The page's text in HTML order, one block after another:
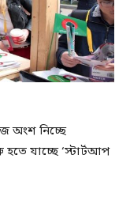
অংশ নিচ্ছে
যাচ্ছে ‘স্টার্টআপ